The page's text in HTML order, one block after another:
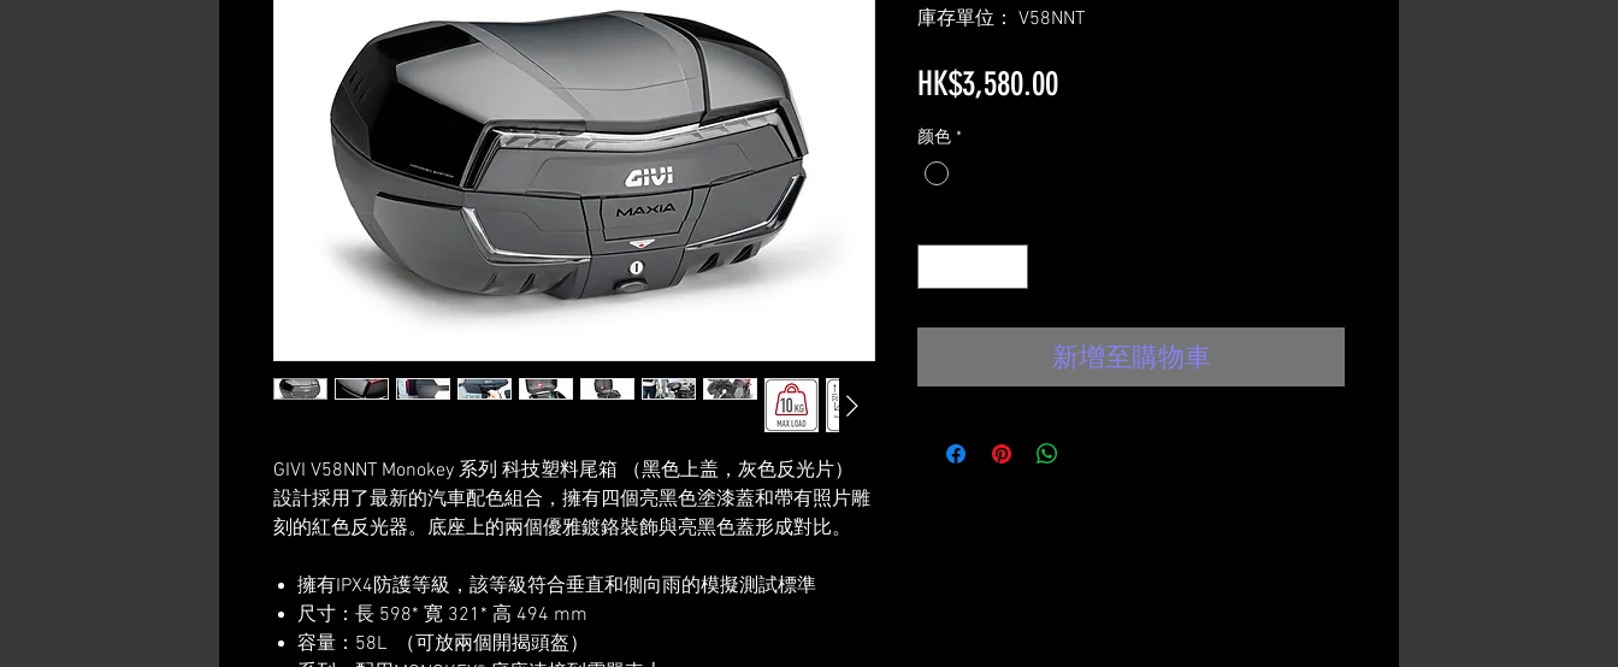
GIVI V58NNT Monokey 系列 科技塑料尾箱 （黑色上盖，灰色反光片）
設計採用了最新的汽車配色組合，擁有四個亮黑色塗漆蓋和帶有照片雕
刻的紅色反光器。底座上的兩個優雅鍍鉻裝飾與亮黑色蓋形成對比。
擁有IPX4防護等級，該等級符合垂直和側向雨的模擬測試標準
尺寸：長 598* 寛 321* 高 494 mm
容量：58L （可放兩個開揭頭盔）
庫存單位： V58NNT
HK$3,580.00價
颜色 *
新增至購物車